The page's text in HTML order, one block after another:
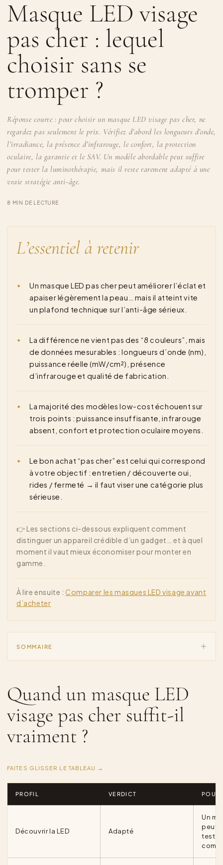
Masque LED visage
pas cher : lequel
choisir sans se
tromper ?
Réponse courte : pour choisir un masque LED visage pas cher, ne
regardez pas seulement le prix. Vérifiez d’abord les longueurs d’onde,
l’irradiance, la présence d’infrarouge, le confort, la protection
oculaire, la garantie et le SAV. Un modèle abordable peut suffire
pour tester la luminothérapie, mais il reste rarement adapté à une
vraie stratégie anti-âge.
8 MIN DE LECTURE
L’essentiel à retenir
Un masque LED pas cher peut améliorer l’éclat et
apaiser légèrement la peau… mais il atteint vite
un plafond technique sur l’anti-âge sérieux.
La différence ne vient pas des “8 couleurs”, mais
de données mesurables : longueurs d’onde (nm),
puissance réelle (mW/cm²), présence
d’infrarouge et qualité de fabrication.
La majorité des modèles low-cost échouent sur
trois points : puissance insuffisante, infrarouge
absent, confort et protection oculaire moyens.
Le bon achat “pas cher” est celui qui correspond
à votre objectif : entretien / découverte oui,
rides / fermeté → il faut viser une catégorie plus
sérieuse.
👉 Les sections ci-dessous expliquent comment
distinguer un appareil crédible d’un gadget… et à quel
moment il vaut mieux économiser pour monter en
gamme.
À lire ensuite :Comparer les masques LED visage avant
d’acheter
SOMMAIRE
Quand un masque LED
visage pas cher suffit-il
vraiment ?
FAITES GLISSER LE TABLEAU →
PROFIL VERDICT
Découvrir la LED Adapté
Un
peut
tester